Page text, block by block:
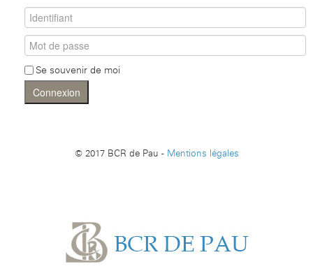
Se souvenir de moi
Connexion
© 2017 BCR de Pau - Mentions légales